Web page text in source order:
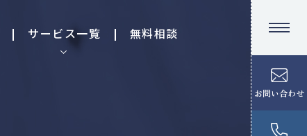
サービス一覧 無料相談
お問い合わせ